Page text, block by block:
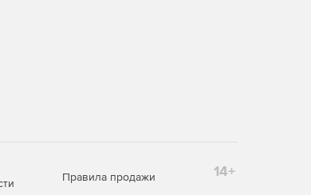
Правила продажи 14+